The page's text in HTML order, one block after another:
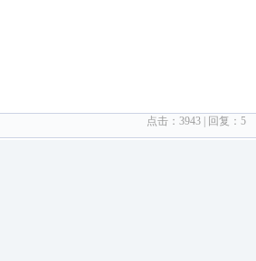
点击： 3943 | 回复： 5